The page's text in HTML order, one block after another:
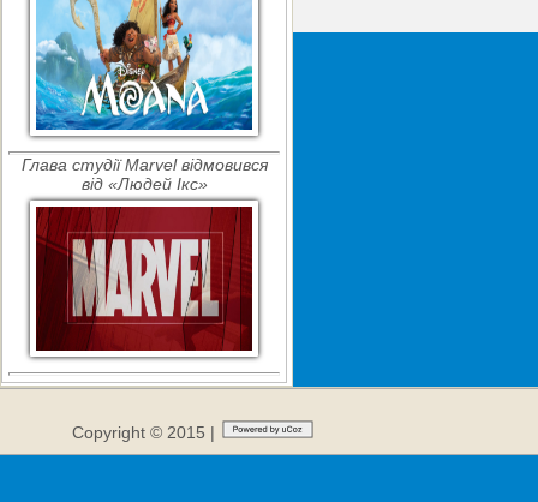
Глава студії Marvel відмовився
від «Людей Ікс»
Copyright © 2015 |